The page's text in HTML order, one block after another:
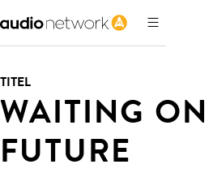
TITEL
WAITING
FUTURE